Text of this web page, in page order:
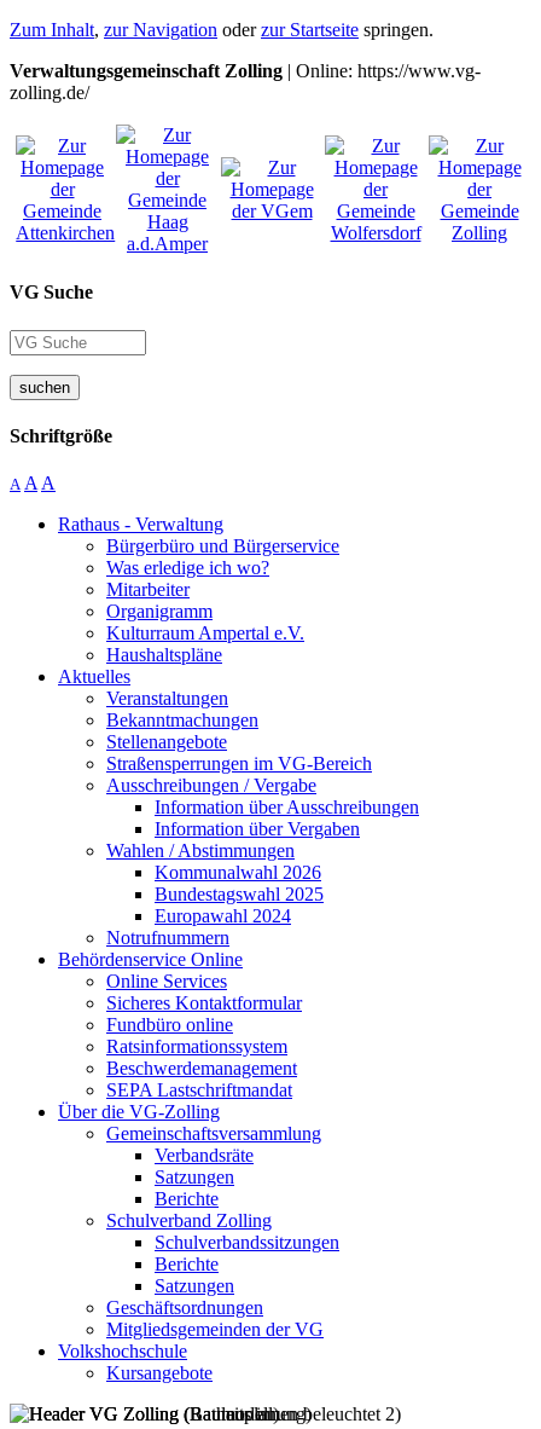
Zum Inhalt, zur Navigation oderzur Startseite springen.
Verwaltungsgemeinschaft Zolling | Online: https://www.vg-
zolling.de/
VG Suche
suchen
Schriftgröße
A A A
Rathaus - Verwaltung
Bürgerbüro und Bürgerservice
Was erledige ich wo?
Mitarbeiter
Organigramm
Kulturraum Ampertal e.V.
Haushaltspläne
Aktuelles
Veranstaltungen
Bekanntmachungen
Stellenangebote
Straßensperrungen im VG-Bereich
Ausschreibungen / Vergabe
Information über Ausschreibungen
Information über Vergaben
Wahlen / Abstimmungen
Kommunalwahl 2026
Bundestagswahl 2025
Europawahl 2024
Notrufnummern
Behördenservice Online
Online Services
Sicheres Kontaktformular
Fundbüro online
Ratsinformationssystem
Beschwerdemanagement
SEPA Lastschriftmandat
Über die VG-Zolling
Gemeinschaftsversammlung
Verbandsräte
Satzungen
Berichte
Schulverband Zolling
Schulverbandssitzungen
Berichte
Satzungen
Geschäftsordnungen
Mitgliedsgemeinden der VG
Volkshochschule
Kursangebote